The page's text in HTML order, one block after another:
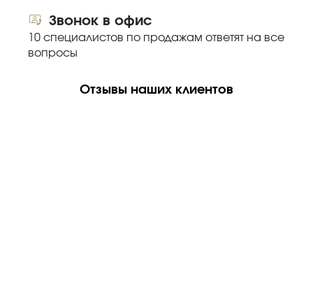
Звонок в офис
10 специалистов по продажам ответят на все
вопросы
Отзывы наших клиентов